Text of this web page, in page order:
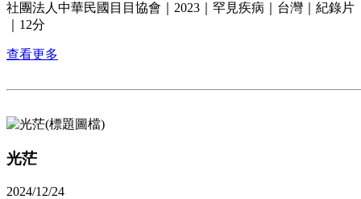
社團法人中華民國目目協會｜2023｜罕見疾病｜台灣｜紀錄片
｜12分
查看更多
光茫
2024/12/24